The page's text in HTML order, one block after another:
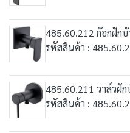
485.60.212 ก๊อกฝัก
รหัสสินค้า :
485.60.211 วาล์วฝั
รหัสสินค้า :